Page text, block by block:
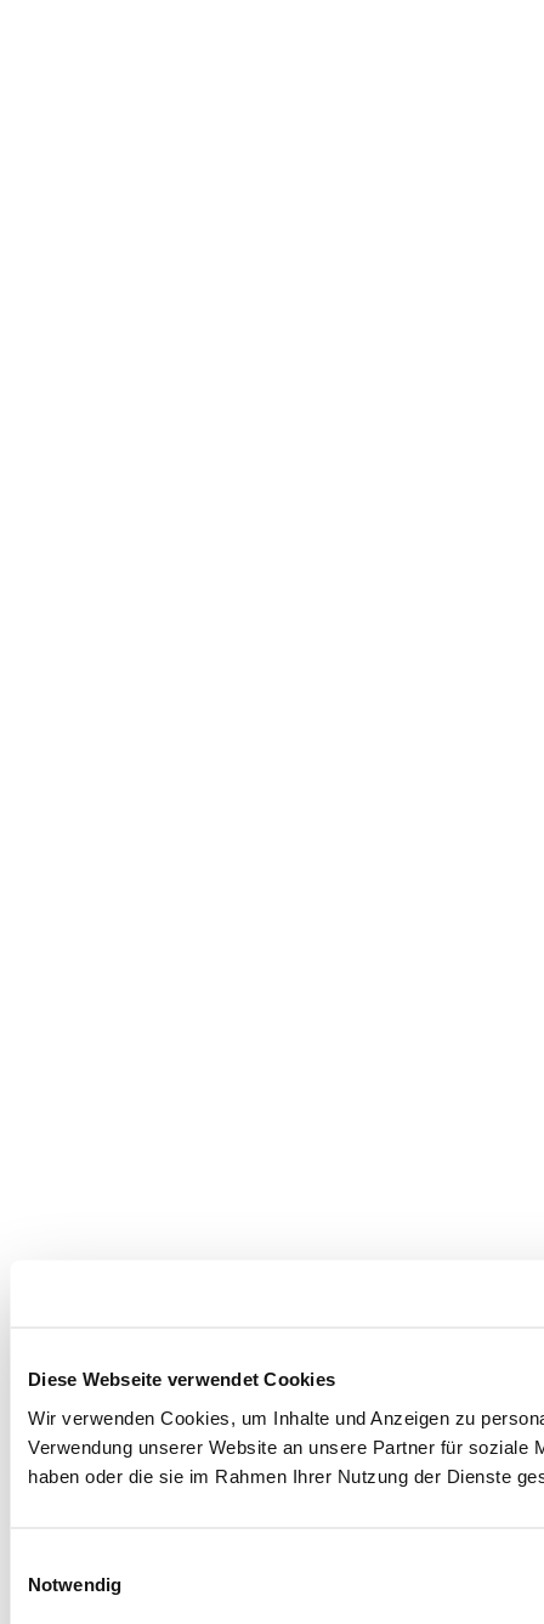
Diese Webseite verwendet Cookies
Wir verwenden Cookies, um Inhalte und Anzeigen zu
Verwendung unserer Website an unsere Partner für soziale
haben oder die sie im Rahmen Ihrer Nutzung der Dienste
Notwendig